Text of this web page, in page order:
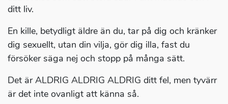
ditt liv.
En kille, betydligt äldre än du, tar på dig och kränker
dig sexuellt, utan din vilja, gör dig illa, fast du
försöker säga nej och stopp på många sätt.
Det är ALDRIG ALDRIG ALDRIG ditt fel, men tyvärr
är det inte ovanligt att känna så.